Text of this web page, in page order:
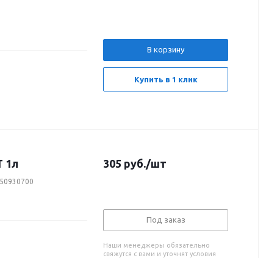
В корзину
Купить в 1 клик
1л 305 руб./шт
Под заказ
Наши менеджеры обязательно
свяжутся с вами и уточнят условия